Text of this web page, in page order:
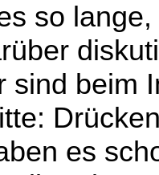
so
sind beim
es